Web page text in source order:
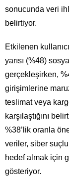
sonucunda veri
belirtiyor.
Etkilenen
yarısı (%48)
gerçekleşirken,
girişimlerine
teslimat veya
karşılaştığını
%38’lik oranla
veriler, siber
hedef almak için
gösteriyor.